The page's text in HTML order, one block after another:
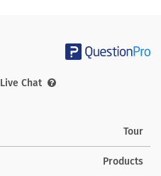
Live Chat
Tour
Products